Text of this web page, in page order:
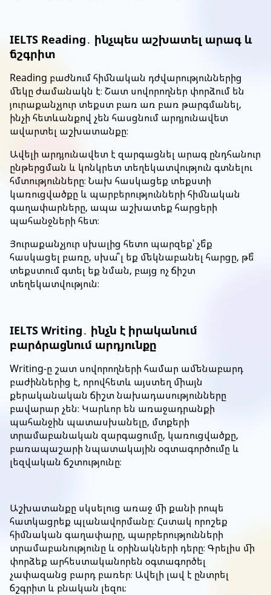
IELTS Reading․ ինչպես աշխատել արագ և
ճշգրիտ
Reading բաժնում հիմնական դժվարություններից
մեկը ժամանակն է։ Շատ սովորողներ փորձում են
յուրաքանչյուր տեքստ բառ առ բառ թարգմանել,
ինչի հետևանքով չեն հասցնում արդյունավետ
ավարտել աշխատանքը։
Ավելի արդյունավետ է զարգացնել արագ ընդհանուր
ընթերցման և կոնկրետ տեղեկատվություն գտնելու
հմտությունները։ Նախ հասկացեք տեքստի
կառուցվածքը և պարբերությունների հիմնական
գաղափարները, ապա աշխատեք հարցերի
պահանջների հետ։
Յուրաքանչյուր սխալից հետո պարզեք՝ չե՞ք
հասկացել բառը, սխա՞լ եք մեկնաբանել հարցը, թե՞
տեքստում գտել եք նման, բայց ոչ ճիշտ
տեղեկատվություն։
IELTS Writing․ ինչն է իրականում
բարձրացնում արդյունքը
Writing-ը շատ սովորողների համար ամենաբարդ
բաժիններից է, որովհետև այստեղ միայն
քերականական ճիշտ նախադասությունները
բավարար չեն։ Կարևոր են առաջադրանքի
պահանջին պատասխանելը, մտքերի
տրամաբանական զարգացումը, կառուցվածքը,
բառապաշարի նպատակային օգտագործումը և
լեզվական ճշտությունը։
Աշխատանքը սկսելուց առաջ մի քանի րոպե
հատկացրեք պլանավորմանը։ Հստակ որոշեք
հիմնական գաղափարը, պարբերությունների
տրամաբանությունը և օրինակների դերը։ Գրելիս մի
փորձեք արհեստականորեն օգտագործել
չափազանց բարդ բառեր։ Ավելի լավ է ընտրել
ճշգրիտ և բնական լեզու։